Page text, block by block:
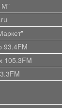
М"
93.4FM
105.3FM